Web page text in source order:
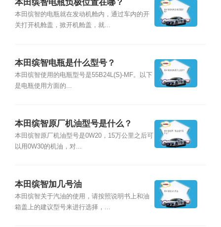
本田缤智电瓶负极位置在哪？
本田缤智的电瓶就在发动机舱内，通过车内的开
关打开机舱盖，掀开机舱盖，就...
本田缤智电瓶是什么型号？
本田缤智使用的电瓶型号是55B24L(S)-MF。以下
是电瓶使用方面的...
本田缤智原厂机油型号是什么？
本田缤智原厂机油型号是0W20，15万公里之后可
以用0W30的机油，对...
本田缤智加几号油
本田缤智关于汽油的使用，请按照说明书上和油
箱盖上的建议型号来进行选择，...